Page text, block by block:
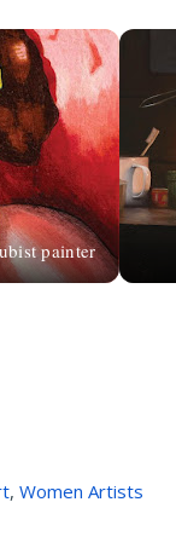
painter
, Women Artists